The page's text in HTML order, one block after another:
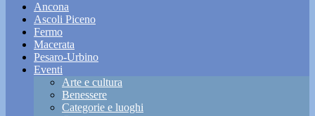
Ancona
Ascoli Piceno
Fermo
Macerata
Pesaro-Urbino
Eventi
Arte e cultura
Benessere
Categorie e luoghi